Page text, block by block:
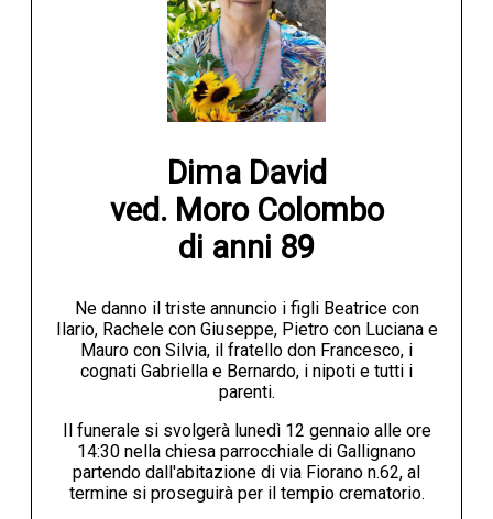
Dima David
ved. Moro Colombo
di anni 89
Ne danno il triste annuncio i figli Beatrice con
Ilario, Rachele con Giuseppe, Pietro con Luciana e
Mauro con Silvia, il fratello don Francesco, i
cognati Gabriella e Bernardo, i nipoti e tutti i
parenti.
Il funerale si svolgerà lunedì 12 gennaio alle ore
14:30 nella chiesa parrocchiale di Gallignano
partendo dall'abitazione di via Fiorano n.62, al
termine si proseguirà per il tempio crematorio.